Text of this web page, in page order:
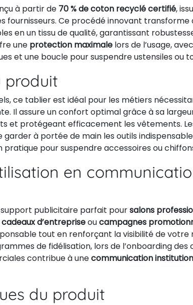
à partir de 70 % de coton recyclé certifié,
fournisseurs. Ce procédé innovant transforme
en un tissu de qualité, garantissant
une protection maximale lors de l’usage,
et une boucle pour suspendre ustensiles ou
produit
ce tablier est idéal pour les métiers
Il assure un confort optimal grâce à sa
et protégeant efficacement les vêtements.
à portée de main les outils
pratique pour suspendre accessoires ou
en
support publicitaire parfait poursalons
cadeaux d’entrepriseoucampagnes
tout en renforçant la visibilité de votre
de fidélisation, lors de l’onboarding
contribue à unecommunication
du produit